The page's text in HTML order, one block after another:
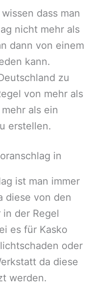
dass man
nicht mehr als
dann von einem
kann.
zu
von mehr als
als ein
erstellen.
in
ist man immer
diese von den
der Regel
es für Kasko
oder
da diese
werden.